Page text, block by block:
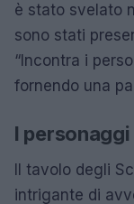
è stato svelato
sono stati
“Incontra i
fornendo una
I
Il tavolo degli
intrigante di